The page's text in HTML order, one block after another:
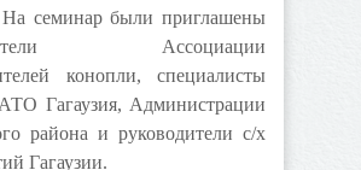
семинар были приглашены
Ассоциации
конопли, специалисты
Гагаузия, Администрации
района и руководители с/х
Гагаузии.